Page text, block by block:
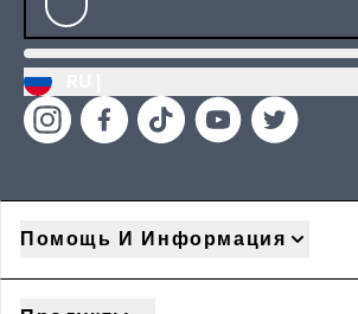
Помощь И Информация